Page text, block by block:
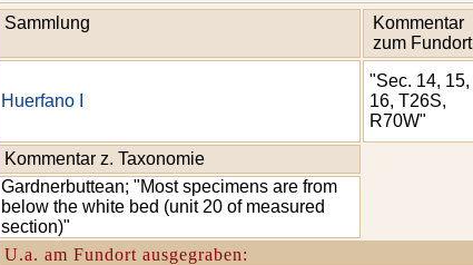
Sammlung
Kommentar
zum Fundort
Huerfano I
"Sec. 14, 15,
16, T26S,
R70W"
Kommentar z. Taxonomie
Gardnerbuttean; "Most specimens are from
below the white bed (unit 20 of measured
section)"
U.a. am Fundort ausgegraben: